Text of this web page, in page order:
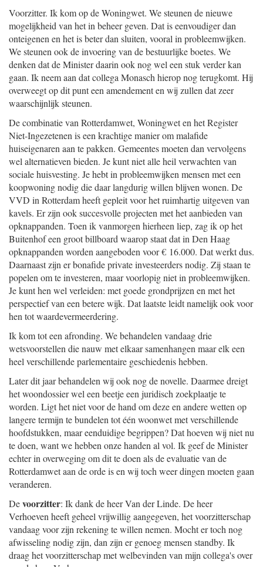
Voorzitter. Ik kom op de Woningwet. We steunen de nieuwe
mogelijkheid van het in beheer geven. Dat is eenvoudiger dan
onteigenen en het is beter dan sluiten, vooral in probleemwijken.
We steunen ook de invoering van de bestuurlijke boetes. We
denken dat de Minister daarin ook nog wel een stuk verder kan
gaan. Ik neem aan dat collega Monasch hierop nog terugkomt. Hij
overweegt op dit punt een amendement en wij zullen dat zeer
waarschijnlijk steunen.
De combinatie van Rotterdamwet, Woningwet en het Register
Niet-Ingezetenen is een krachtige manier om malafide
huiseigenaren aan te pakken. Gemeentes moeten dan vervolgens
wel alternatieven bieden. Je kunt niet alle heil verwachten van
sociale huisvesting. Je hebt in probleemwijken mensen met een
koopwoning nodig die daar langdurig willen blijven wonen. De
VVD in Rotterdam heeft gepleit voor het ruimhartig uitgeven van
kavels. Er zijn ook succesvolle projecten met het aanbieden van
opknappanden. Toen ik vanmorgen hierheen liep, zag ik op het
Buitenhof een groot billboard waarop staat dat in Den Haag
opknappanden worden aangeboden voor € 16.000. Dat werkt dus.
Daarnaast zijn er bonafide private investeerders nodig. Zij staan te
popelen om te investeren, maar voorlopig niet in probleemwijken.
Je kunt hen wel verleiden: met goede grondprijzen en met het
perspectief van een betere wijk. Dat laatste leidt namelijk ook voor
hen tot waardevermeerdering.
Ik kom tot een afronding. We behandelen vandaag drie
wetsvoorstellen die nauw met elkaar samenhangen maar elk een
heel verschillende parlementaire geschiedenis hebben.
Later dit jaar behandelen wij ook nog de novelle. Daarmee dreigt
het woondossier wel een beetje een juridisch zoekplaatje te
worden. Ligt het niet voor de hand om deze en andere wetten op
langere termijn te bundelen tot één woonwet met verschillende
hoofdstukken, maar eenduidige begrippen? Dat hoeven wij niet nu
te doen, want we hebben onze handen al vol. Ik geef de Minister
echter in overweging om dit te doen als de evaluatie van de
Rotterdamwet aan de orde is en wij toch weer dingen moeten gaan
veranderen.
Devoorzitter: Ik dank de heer Van der Linde. De heer
Verhoeven heeft geheel vrijwillig aangegeven, het voorzitterschap
vandaag voor zijn rekening te willen nemen. Mocht er toch nog
afwisseling nodig zijn, dan zijn er genoeg mensen standby. Ik
draag het voorzitterschap met welbevinden van mijn collega's over